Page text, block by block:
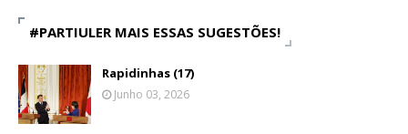
#PARTIULER MAIS ESSAS SUGESTÕES!
Rapidinhas (17)
Junho 03, 2026